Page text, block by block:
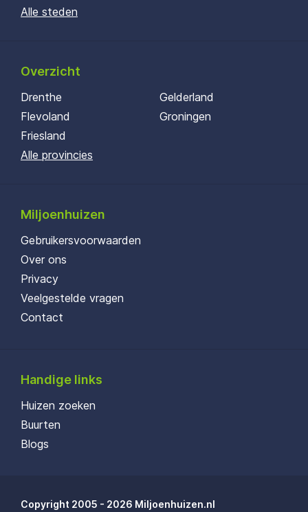
Alle steden
Overzicht
Drenthe
Flevoland
Friesland
Gelderland
Groningen
Alle provincies
Miljoenhuizen
Gebruikersvoorwaarden
Over ons
Privacy
Veelgestelde vragen
Contact
Handige links
Huizen zoeken
Buurten
Blogs
Copyright 2005 - 2026 Miljoenhuizen.nl